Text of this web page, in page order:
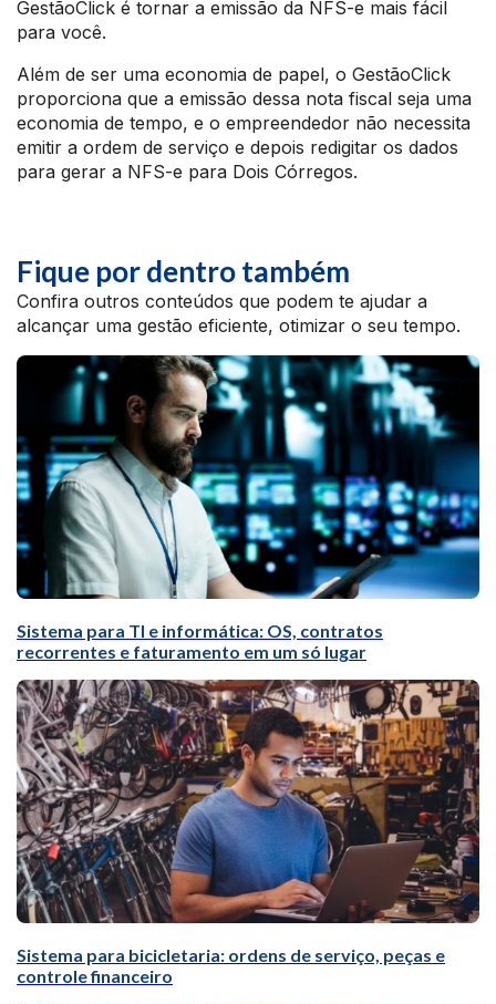
GestãoClick é tornar a emissão da NFS-e mais fácil
para você.
Além de ser uma economia de papel, o GestãoClick
proporciona que a emissão dessa nota fiscal seja uma
economia de tempo, e o empreendedor não necessita
emitir a ordem de serviço e depois redigitar os dados
para gerar a NFS-e para Dois Córregos.
Fique por dentro também
Confira outros conteúdos que podem te ajudar a
alcançar uma gestão eficiente, otimizar o seu tempo.
Sistema para TI e informática: OS, contratos
recorrentes e faturamento em um só lugar
Sistema para bicicletaria: ordens de serviço, peças e
controle financeiro